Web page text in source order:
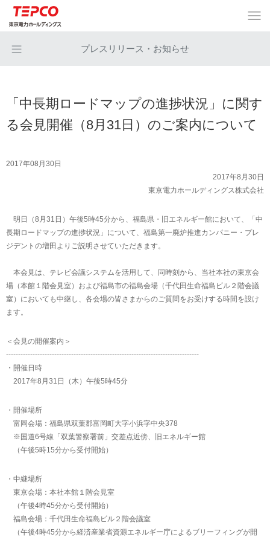
プレスリリース・お知らせ
「中長期ロードマップの進捗状況」に関す
る会見開催（8月31日）のご案内について
2017年08月30日
2017年8月30日
東京電力ホールディングス株式会社
明日（8月31日）午後5時45分から、福島県・旧エネルギー館において、「中
長期ロードマップの進捗状況」について、福島第一廃炉推進カンパニー・プレ
ジデントの増田よりご説明させていただきます。
本会見は、テレビ会議システムを活用して、同時刻から、当社本社の東京会
場（本館１階会見室）および福島市の福島会場（千代田生命福島ビル２階会議
室）においても中継し、各会場の皆さまからのご質問をお受けする時間を設け
ます。
＜会見の開催案内＞
--------------------------------------------------------------------------------
・開催日時
2017年8月31日（木）午後5時45分
・開催場所
富岡会場：福島県双葉郡富岡町大字小浜字中央378
※国道6号線「双葉警察署前」交差点近傍、旧エネルギー館
（午後5時15分から受付開始）
・中継場所
東京会場：本社本館１階会見室
（午後4時45分から受付開始）
福島会場：千代田生命福島ビル２階会議室
（午後4時45分から経済産業省資源エネルギー庁によるブリーフィングが開